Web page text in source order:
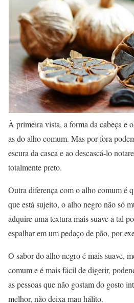
À primeira vista, a forma da cabeça e
as do alho comum. Mas por fora
escura da casca e ao descascá-lo
totalmente preto.
Outra diferença com o alho comum é
que está sujeito, o alho negro não só
adquire uma textura mais suave a tal
espalhar em um pedaço de pão, por
O sabor do alho negro é mais suave,
comum e é mais fácil de digerir,
as pessoas que não gostam do gosto
melhor, não deixa mau hálito.